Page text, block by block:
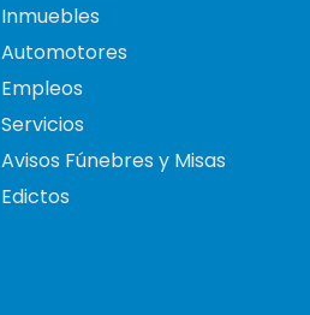
Inmuebles
Automotores
Empleos
Servicios
Avisos Fúnebres y Misas
Edictos